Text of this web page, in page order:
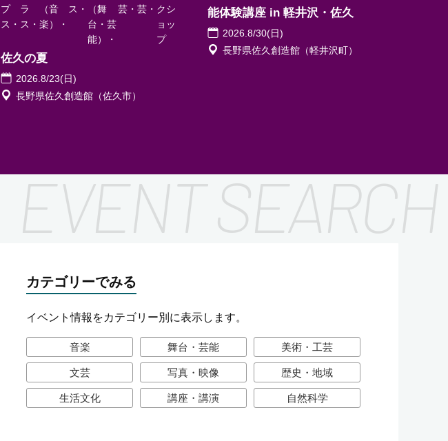
プ
ス
ラ
ス
（音
楽）
ス
（舞
台・芸
能）
芸
芸
クシ
ョッ
プ
佐久の夏
2026.8/23(日)
長野県佐久創造館（佐久市）
能体験講座 in 軽井沢・佐久
2026.8/30(日)
長野県佐久創造館（軽井沢町）
カテゴリーでみる
イベント情報をカテゴリー別に表示します。
音楽 舞台・芸能 美術・工芸
文芸 写真・映像 歴史・地域
生活文化 講座・講演 自然科学